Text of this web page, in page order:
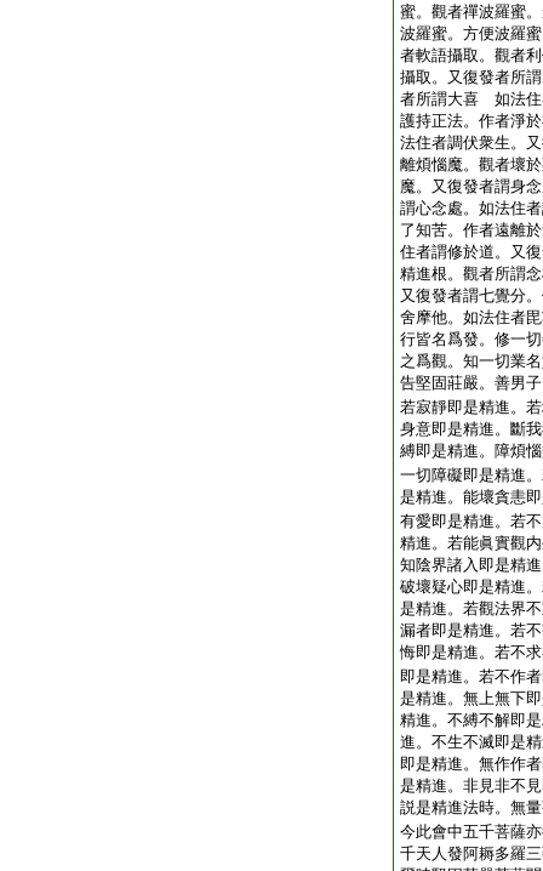
蜜。觀者禪波羅蜜
波羅蜜。方便波羅
者軟語攝取。觀者
攝取。又復發者所
者所謂大喜 如法住
護持正法。作者淨
法住者調伏衆生。
離煩惱魔。觀者壞
魔。又復發者謂身
謂心念處。如法住
了知苦。作者遠離
住者謂修於道。又
精進根。觀者所謂
又復發者謂七覺分
舍摩他。如法住者
行皆名爲發。修一
之爲觀。知一切業
告堅固莊嚴。善男
若寂靜即是精進。
身意即是精進。斷
縛即是精進。障煩
一切障礙即是精進
是精進。能壞貪恚
有愛即是精進。若
精進。若能眞實觀
知陰界諸入即是精
破壞疑心即是精進
是精進。若觀法界
漏者即是精進。若
悔即是精進。若不
即是精進。若不作
是精進。無上無下
精進。不縛不解即
進。不生不滅即是
即是精進。無作作
是精進。非見非不
説是精進法時。無
今此會中五千菩薩
千天人發阿耨多羅